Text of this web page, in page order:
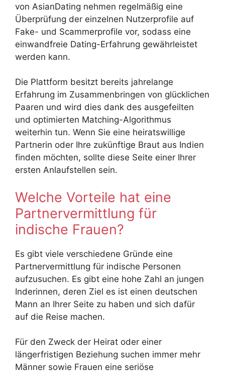
von AsianDating nehmen regelmäßig eine
Überprüfung der einzelnen Nutzerprofile auf
Fake- und Scammerprofile vor, sodass eine
einwandfreie Dating-Erfahrung gewährleistet
werden kann.
Die Plattform besitzt bereits jahrelange
Erfahrung im Zusammenbringen von glücklichen
Paaren und wird dies dank des ausgefeilten
und optimierten Matching-Algorithmus
weiterhin tun. Wenn Sie eine heiratswillige
Partnerin oder Ihre zukünftige Braut aus Indien
finden möchten, sollte diese Seite einer Ihrer
ersten Anlaufstellen sein.
Welche Vorteile hat eine
Partnervermittlung für
indische Frauen?
Es gibt viele verschiedene Gründe eine
Partnervermittlung für indische Personen
aufzusuchen. Es gibt eine hohe Zahl an jungen
Inderinnen, deren Ziel es ist einen deutschen
Mann an Ihrer Seite zu haben und sich dafür
auf die Reise machen.
Für den Zweck der Heirat oder einer
längerfristigen Beziehung suchen immer mehr
Männer sowie Frauen eine seriöse